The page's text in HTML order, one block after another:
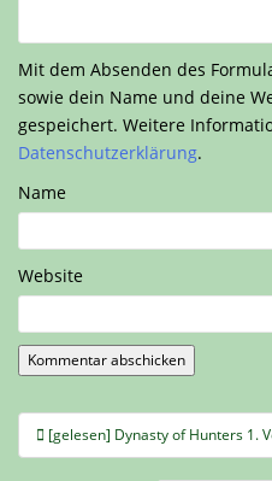
Mit dem Absenden des
sowie dein Name und deine
gespeichert. Weitere
Datenschutzerklärung.
Name
Website
Beitragsnavigation
[gelesen] Dynasty of Hunters 1.